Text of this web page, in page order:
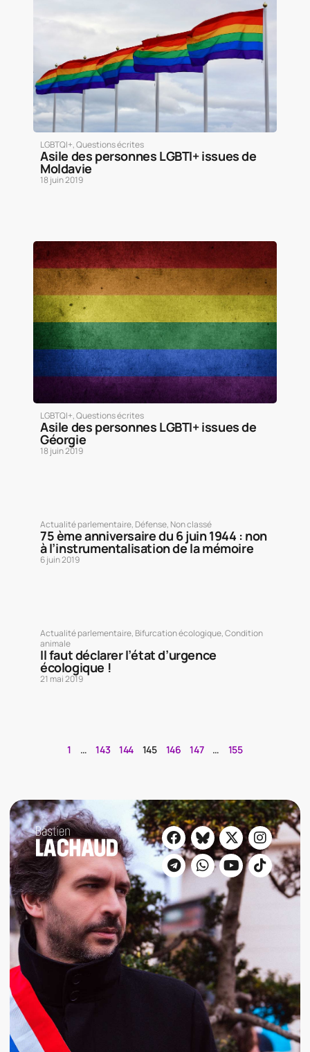
LGBTQI+,Questions écrites
Asile des personnes LGBTI+ issues de
Moldavie
18 juin 2019
LGBTQI+,Questions écrites
Asile des personnes LGBTI+ issues de
Géorgie
18 juin 2019
Actualité parlementaire, Défense, Non classé
75 ème anniversaire du 6 juin 1944 : non
à l’instrumentalisation de la mémoire
6 juin 2019
Actualité parlementaire, Bifurcation écologique,Condition
animale
Il faut déclarer l’état d’urgence
écologique !
21 mai 2019
1 … 143 144 145 146 147 … 155